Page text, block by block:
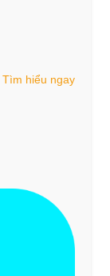
Tìm hiểu ngay